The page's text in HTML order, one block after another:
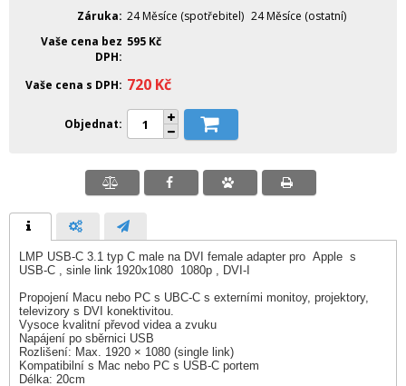
Záruka 24 Měsíce (spotřebitel) 24 Měsíce (ostatní)
Vaše cena bez
DPH
595 Kč
Vaše cena s DPH 720 Kč
Objednat
LMP USB-C 3.1 typ C male na DVI female adapter pro Apple s
USB-C , sinle link 1920x1080 1080p , DVI-I
Propojení Macu nebo PC s UBC-C s externími monitoy, projektory,
televizory s DVI konektivitou.
Vysoce kvalitní převod videa a zvuku
Napájení po sběrnici USB
Rozlišení: Max. 1920 × 1080 (single link)
Kompatibilní s Mac nebo PC s USB-C portem
Délka: 20cm